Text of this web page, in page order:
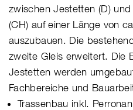
zwischen Jestetten (D)
(CH) auf einer Länge von
auszubauen. Die
zweite Gleis erweitert. Die
Jestetten werden
Fachbereiche und
Trassenbau inkl.